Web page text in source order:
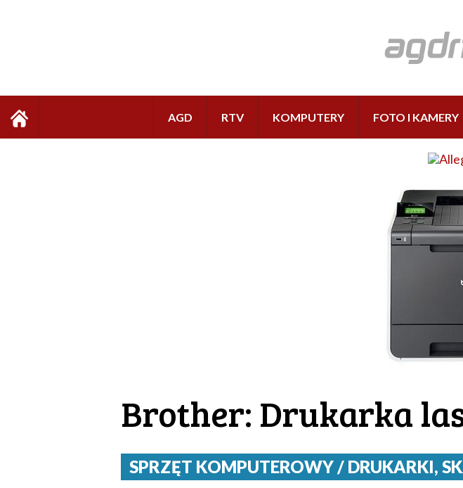
AGD RTV KOMPUTERY FOTO I KAMERY
Brother: Drukarka
SPRZĘT KOMPUTEROWY / DRUKARKI,